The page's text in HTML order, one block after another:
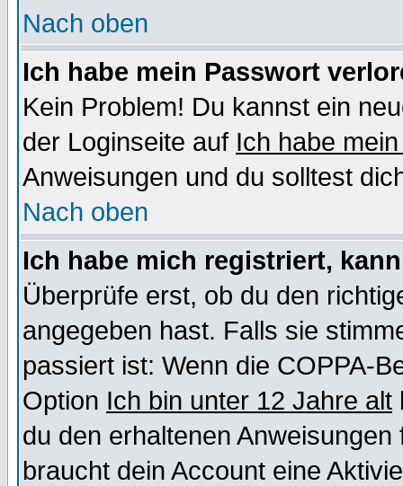
Nach oben
Ich habe mein Passwort
Kein Problem! Du kannst ein
der Loginseite auf Ich habe
Anweisungen und du solltest
Nach oben
Ich habe mich registriert,
Überprüfe erst, ob du den
angegeben hast. Falls sie
passiert ist: Wenn die COPPA-
Option Ich bin unter 12 Jahre alt
du den erhaltenen
braucht dein Account eine